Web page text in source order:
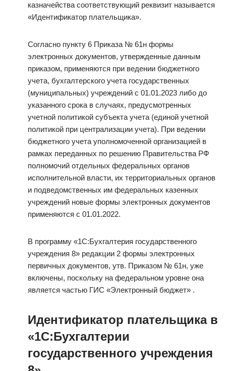
казначейства соответствующий реквизит называется
«Идентификатор плательщика».
Согласно пункту 6 Приказа № 61н формы
электронных документов, утвержденные данным
приказом, применяются при ведении бюджетного
учета, бухгалтерского учета государственных
(муниципальных) учреждений с 01.01.2023 либо до
указанного срока в случаях, предусмотренных
учетной политикой субъекта учета (единой учетной
политикой при централизации учета). При ведении
бюджетного учета уполномоченной организацией в
рамках переданных по решению Правительства РФ
полномочий отдельных федеральных органов
исполнительной власти, их территориальных органов
и подведомственных им федеральных казенных
учреждений новые формы электронных документов
применяются с 01.01.2022.
В программу «1С:Бухгалтерия государственного
учреждения 8» редакции 2 формы электронных
первичных документов, утв. Приказом № 61н, уже
включены, поскольку на федеральном уровне она
является частью ГИС «Электронный бюджет» .
Идентификатор плательщика в
«1С:Бухгалтерии
государственного учреждения